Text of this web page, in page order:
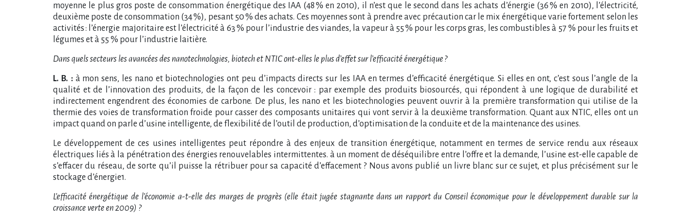
moyenne le plus gros poste de consommation énergétique des IAA (48 % en 2010), il n’est que le second dans les achats d’énergie (36 % en 2010), l’électricité,
deuxième poste de consommation (34 %), pesant 50 % des achats. Ces moyennes sont à prendre avec précaution car le mix énergétique varie fortement selon les
activités : l’énergie majoritaire est l’électricité à 63 % pour l’industrie des viandes, la vapeur à 55 % pour les corps gras, les combustibles à 57 % pour les fruits et
légumes et à 55 % pour l’industrie laitière.
Dans quels secteurs les avancées des nanotechnologies, biotech et NTIC ont-elles le plus d’effet sur l’efficacité énergétique ?
L. B. :à mon sens, les nano et biotechnologies ont peu d’impacts directs sur les IAA en termes d’efficacité énergétique. Si elles en ont, c’est sous l’angle de la
qualité et de l’innovation des produits, de la façon de les concevoir : par exemple des produits biosourcés, qui répondent à une logique de durabilité et
indirectement engendrent des économies de carbone. De plus, les nano et les biotechnologies peuvent ouvrir à la première transformation qui utilise de la
thermie des voies de transformation froide pour casser des composants unitaires qui vont servir à la deuxième transformation. Quant aux NTIC, elles ont un
impact quand on parle d’usine intelligente, de flexibilité de l’outil de production, d’optimisation de la conduite et de la maintenance des usines.
Le développement de ces usines intelligentes peut répondre à des enjeux de transition énergétique, notamment en termes de service rendu aux réseaux
électriques liés à la pénétration des énergies renouvelables intermittentes. à un moment de déséquilibre entre l’offre et la demande, l’usine est-elle capable de
s’effacer du réseau, de sorte qu’il puisse la rétribuer pour sa capacité d’effacement ? Nous avons publié un livre blanc sur ce sujet, et plus précisément sur le
stockage d’énergie1.
L’efficacité énergétique de l’économie a-t-elle des marges de progrès (elle était jugée stagnante dans un rapport du Conseil économique pour le développement durable sur la
croissance verte en 2009) ?